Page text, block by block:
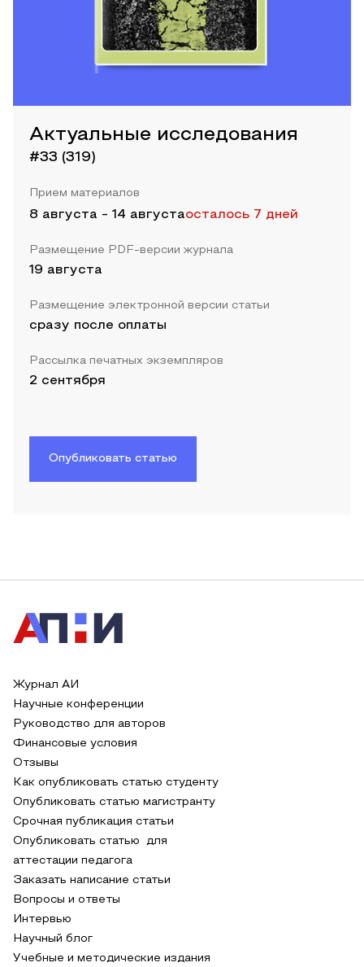
Актуальные исследования
#33 (319)
Прием материалов
8 августа - 14 августаосталось 7 дней
Размещение PDF-версии журнала
19 августа
Размещение электронной версии статьи
сразу после оплаты
Рассылка печатных экземпляров
2 сентября
Опубликовать статью
Журнал АИ
Научные конференции
Руководство для авторов
Финансовые условия
Отзывы
Как опубликовать статью студенту
Опубликовать статью магистранту
Срочная публикация статьи
Опубликовать статью для
аттестации педагога
Заказать написание статьи
Вопросы и ответы
Интервью
Научный блог
Учебные и методические издания